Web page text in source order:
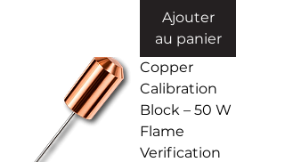
Ajouter
au panier
Copper
Calibration
Block – 50 W
Flame
Verification